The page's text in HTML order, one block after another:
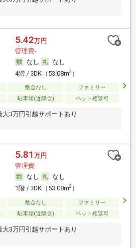
5.42万円
管理費-
なし
なし
4階 / 3DK（53.08m2）
敷金なし
ファミリー
駐車場(近隣含) ペット相談可
大3万円引越サポートあり
5.81 万円
管理費-
なし
なし
1階 / 3DK（53.08m2）
敷金なし
ファミリー
駐車場(近隣含) ペット相談可
大3万円引越サポートあり